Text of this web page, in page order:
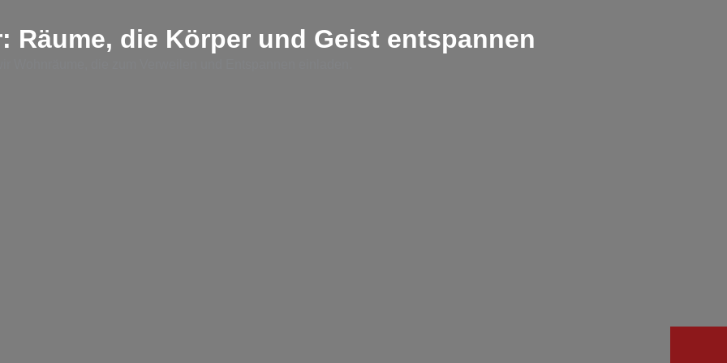
Räume, die Körper und Geist entspannen
Wohnräume, die zum Verweilen und Entspannen einladen.